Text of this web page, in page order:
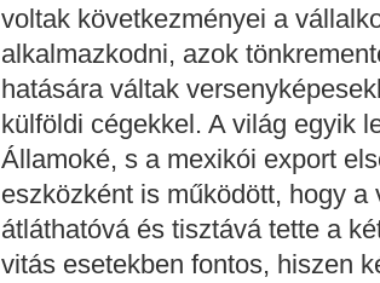
voltak következményei a
alkalmazkodni, azok
hatására váltak
külföldi cégekkel. A világ egyik
Államoké, s a mexikói export
eszközként is működött, hogy
átláthatóvá és tisztává tette a
vitás esetekben fontos, hiszen